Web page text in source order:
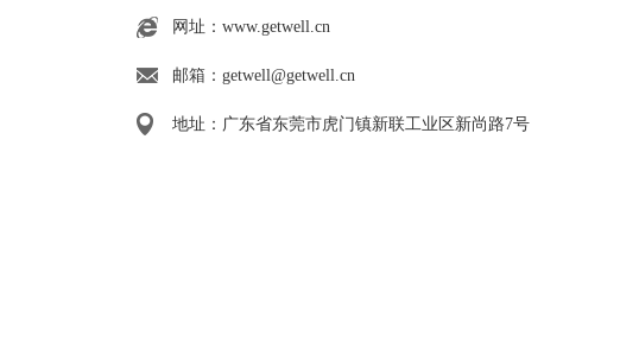
网址：www.getwell.cn
邮箱：getwell@getwell.cn
地址：广东省东莞市虎门镇新联工业区新尚路7号